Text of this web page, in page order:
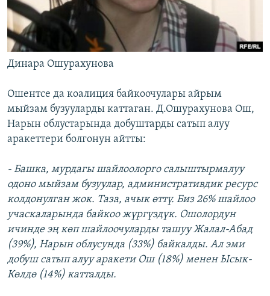
Динара Ошурахунова
Ошентсе да коалиция байкоочулары айрым
мыйзам бузууларды каттаган. Д.Ошурахунова Ош,
Нарын облустарында добуштарды сатып алуу
аракеттери болгонун айтты:
- Башка, мурдагы шайлоолорго салыштырмалуу
одоно мыйзам бузуулар, административдик ресурс
колдонулган жок. Таза, ачык өттү. Биз 26% шайлоо
учаскаларында байкоо жүргүздүк. Ошолордун
ичинде эң көп шайлоочуларды ташуу Жалал-Абад
(39%), Нарын облусунда (33%) байкалды. Ал эми
добуш сатып алуу аракети Ош (18%) менен Ысык-
Көлдө (14%) катталды.